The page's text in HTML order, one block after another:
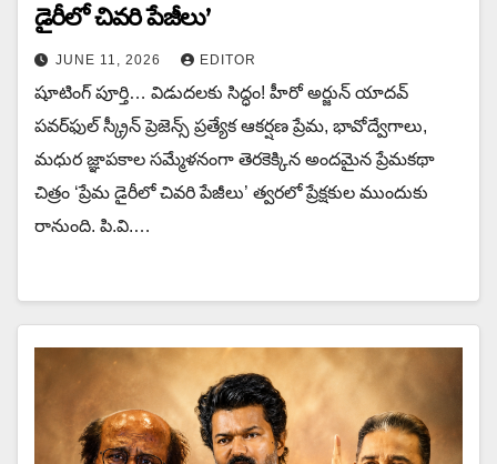
డైరీలో చివరి పేజీలు’
JUNE 11, 2026 EDITOR
షూటింగ్ పూర్తి… విడుదలకు సిద్ధం! హీరో అర్జున్ యాదవ్
పవర్‌ఫుల్ స్క్రీన్ ప్రెజెన్స్ ప్రత్యేక ఆకర్షణ ప్రేమ, భావోద్వేగాలు,
మధుర జ్ఞాపకాల సమ్మేళనంగా తెరకెక్కిన అందమైన ప్రేమకథా
చిత్రం ‘ప్రేమ డైరీలో చివరి పేజీలు’ త్వరలో ప్రేక్షకుల ముందుకు
రానుంది. పి.వి.…